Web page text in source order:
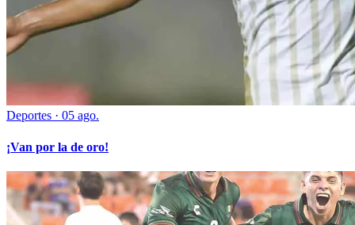
Deportes · 05 ago.
¡Van por la de oro!